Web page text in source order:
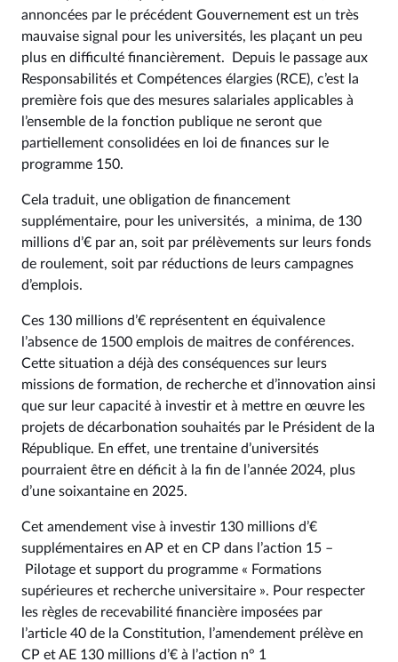
annoncées par le précédent Gouvernement est un très
mauvaise signal pour les universités, les plaçant un peu
plus en difficulté financièrement. Depuis le passage aux
Responsabilités et Compétences élargies (RCE), c’est la
première fois que des mesures salariales applicables à
l’ensemble de la fonction publique ne seront que
partiellement consolidées en loi de finances sur le
programme 150.
Cela traduit, une obligation de financement
supplémentaire, pour les universités, a minima, de 130
millions d’€ par an, soit par prélèvements sur leurs fonds
de roulement, soit par réductions de leurs campagnes
d’emplois.
Ces 130 millions d’€ représentent en équivalence
l’absence de 1500 emplois de maitres de conférences.
Cette situation a déjà des conséquences sur leurs
missions de formation, de recherche et d’innovation ainsi
que sur leur capacité à investir et à mettre en œuvre les
projets de décarbonation souhaités par le Président de la
République. En effet, une trentaine d’universités
pourraient être en déficit à la fin de l’année 2024, plus
d’une soixantaine en 2025.
Cet amendement vise à investir 130 millions d’€
supplémentaires en AP et en CP dans l’action 15 –
Pilotage et support du programme « Formations
supérieures et recherche universitaire ». Pour respecter
les règles de recevabilité financière imposées par
l’article 40 de la Constitution, l’amendement prélève en
CP et AE 130 millions d’€ à l’action n° 1